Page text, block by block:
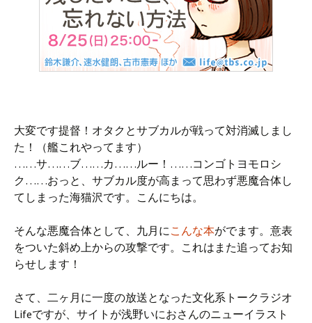
大変です提督！オタクとサブカルが戦って対消滅しまし
た！（艦これやってます）
……サ……ブ……カ……ルー！……コンゴトヨモロシ
ク……おっと、サブカル度が高まって思わず悪魔合体し
てしまった海猫沢です。こんにちは。
そんな悪魔合体として、九月にこんな本がでます。意表
をついた斜め上からの攻撃です。これはまた追ってお知
らせします！
さて、二ヶ月に一度の放送となった文化系トークラジオ
Lifeですが、サイトが浅野いにおさんのニューイラスト